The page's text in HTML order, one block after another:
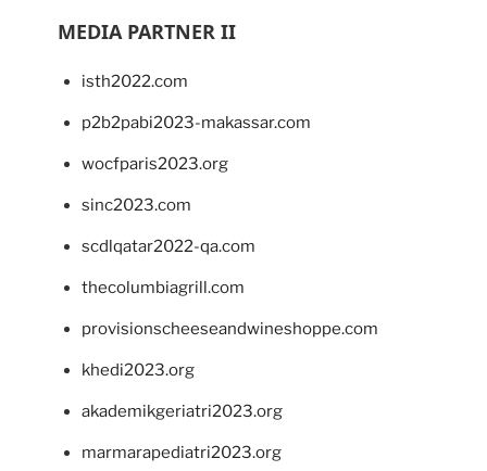
MEDIA PARTNER II
isth2022.com
p2b2pabi2023-makassar.com
wocfparis2023.org
sinc2023.com
scdlqatar2022-qa.com
thecolumbiagrill.com
provisionscheeseandwineshoppe.com
khedi2023.org
akademikgeriatri2023.org
marmarapediatri2023.org